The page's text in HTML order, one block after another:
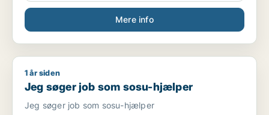
Mere info
Jeg søger job som sosu-hjælper
1 år siden
Jeg søger job som sosu-hjælper
Jeg søger job som sosu-hjælper